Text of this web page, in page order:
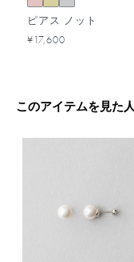
ピアス ノット
¥17,600
このアイテムを見た